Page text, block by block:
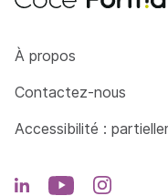
Côté Formations
À propos
Contactez-nous
Accessibilité :